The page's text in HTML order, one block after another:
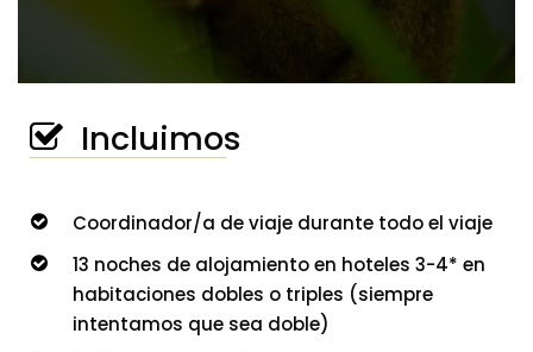
Incluimos
───────────────
Coordinador/a de viaje durante todo el viaje
13 noches de alojamiento en hoteles 3-4* en
habitaciones dobles o triples (siempre
intentamos que sea doble)